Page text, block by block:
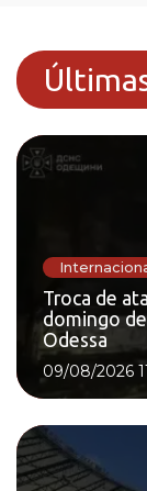
Troca de
domingo
Odessa
09/08/2026